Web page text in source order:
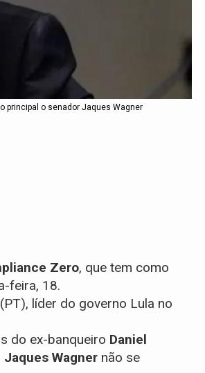
principal o senador Jaques Wagner
Zero, que tem como
feira, 18.
(PT), líder do governo Lula no
do ex-banqueiro Daniel
Jaques Wagner não se